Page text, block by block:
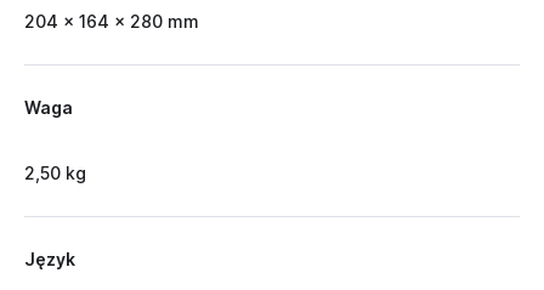
204 x 164 x 280 mm
Waga
2,50 kg
Język